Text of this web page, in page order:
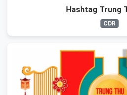
Hashtag Trung
CDR